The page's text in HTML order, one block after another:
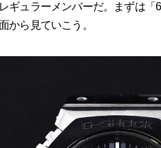
ギュラーメンバーだ。まずは
から見ていこう。